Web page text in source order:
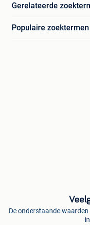
Gerelateerde
Populaire zoektermen
De onderstaande